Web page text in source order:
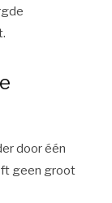
door één
geen groot